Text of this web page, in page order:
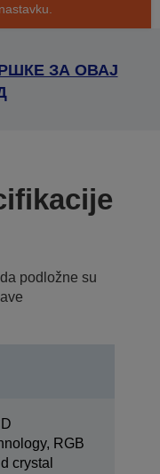
ЗА ОВАЈ
podložne su
RGB
crystal